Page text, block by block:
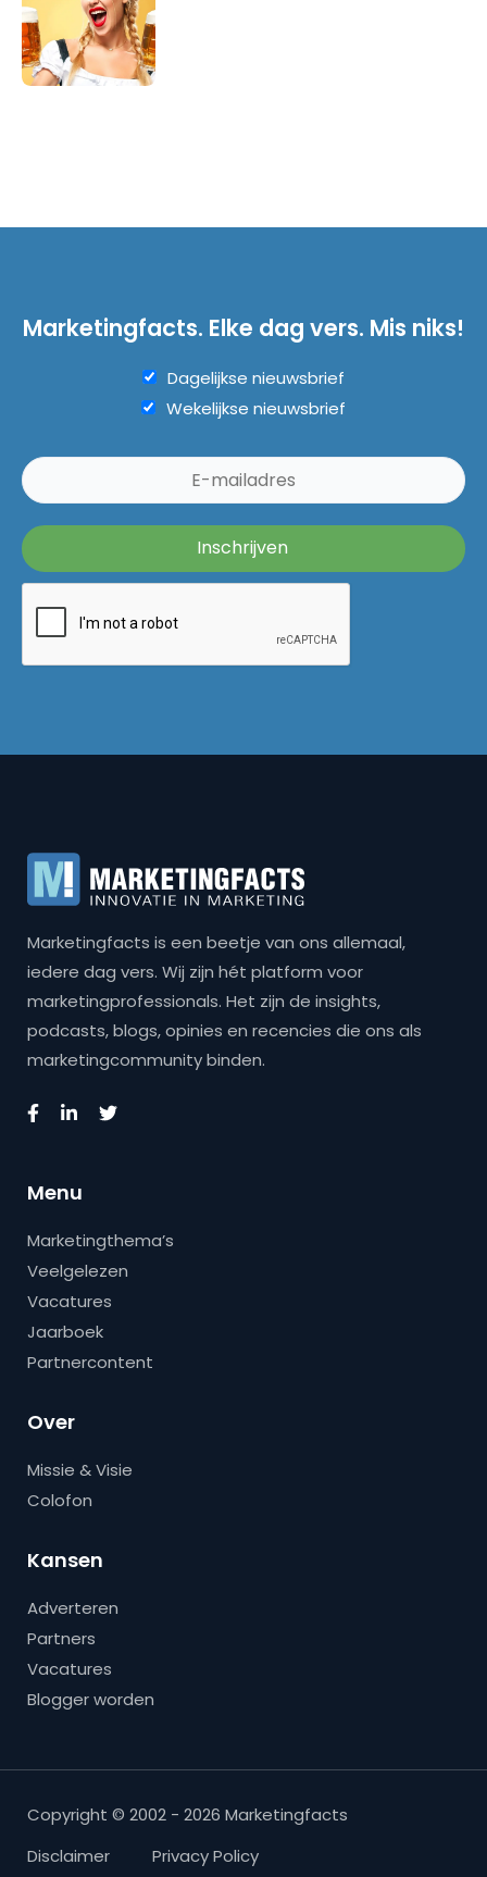
Marketingfacts. Elke dag vers. Mis niks!
Dagelijkse nieuwsbrief
Wekelijkse nieuwsbrief
Marketingfacts is een beetje van ons allemaal,
iedere dag vers. Wij zijn hét platform voor
marketingprofessionals. Het zijn de insights,
podcasts, blogs, opinies en recencies die ons als
marketingcommunity binden.
Menu
Marketingthema’s
Veelgelezen
Vacatures
Jaarboek
Partnercontent
Over
Missie & Visie
Colofon
Kansen
Adverteren
Partners
Vacatures
Blogger worden
Copyright © 2002 - 2026 Marketingfacts
Disclaimer
Privacy Policy